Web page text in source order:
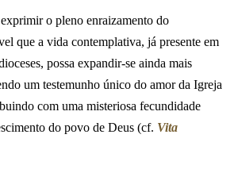
o pleno enraizamento do
que a vida contemplativa, já presente em
possa expandir-se ainda mais
um testemunho único do amor da Igreja
com uma misteriosa fecundidade
do povo de Deus (cf. Vita